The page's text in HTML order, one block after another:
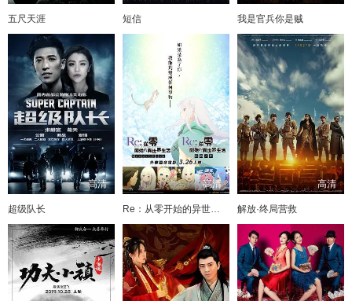
五尺天涯 短信 我是官兵你是贼
高清
超级队长
高清
Re：从零开始的异世界生活 冰结之绊
高清
解放·终局营救